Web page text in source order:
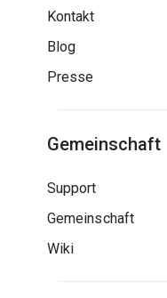
Kontakt
Blog
Presse
Gemeinschaft
Support
Gemeinschaft
Wiki